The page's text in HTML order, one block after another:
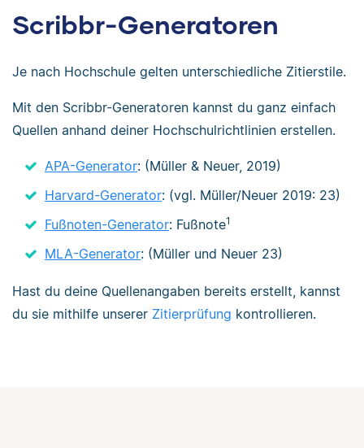
Scribbr-Generatoren
Je nach Hochschule gelten unterschiedliche Zitierstile.
Mit den Scribbr-Generatoren kannst du ganz einfach
Quellen anhand deiner Hochschulrichtlinien erstellen.
APA-Generator: (Müller & Neuer, 2019)
Harvard-Generator: (vgl. Müller/Neuer 2019: 23)
Fußnoten-Generator: Fußnote1
MLA-Generator: (Müller und Neuer 23)
Hast du deine Quellenangaben bereits erstellt, kannst
du sie mithilfe unserer Zitierprüfung kontrollieren.